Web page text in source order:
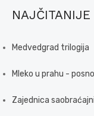
NAJČITANIJE
Medvedgrad trilogija
Mleko u prahu -
Zajednica